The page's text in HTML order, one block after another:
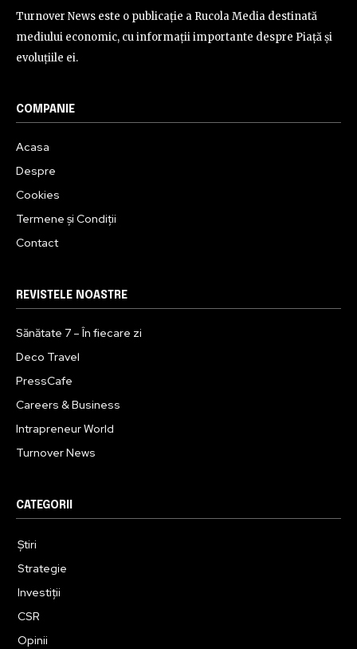
Turnover News este o publicație a Rucola Media destinată
mediului economic, cu informații importante despre Piață și
evoluțiile ei.
COMPANIE
Acasa
Despre
Cookies
Termene și Condiții
Contact
REVISTELE NOASTRE
Sănătate 7 – În fiecare zi
Deco Travel
PressCafe
Careers & Business
Intrapreneur World
Turnover News
CATEGORII
Știri
Strategie
Investiții
CSR
Opinii